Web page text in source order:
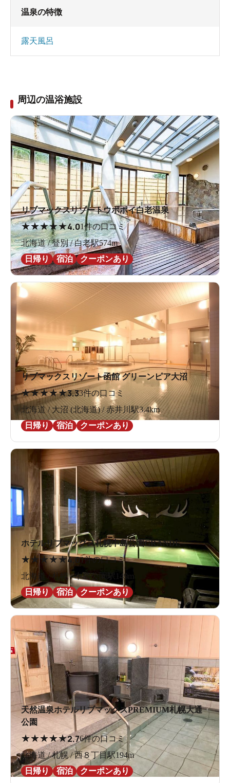
温泉の特徴
露天風呂
周辺の温浴施設
リブマックスリゾートウポポイ白老温泉
★★★★★4.01件の口コミ
北海道 / 登別 / 白老駅574m
日帰り
宿泊 クーポンあり
リブマックスリゾート函館 グリーンピア大沼
★★★★★3.33件の口コミ
北海道 / 大沼 (北海道) / 赤井川駅3.4km
日帰り
宿泊 クーポンあり
ホテルリブマックス札幌中島公園GRANDE
★★ ★★★4.01件の口コミ
北海道 / 札幌 / 中島公園駅149m
日帰り
宿泊 クーポンあり
天然温泉ホテルリブマックスPREMIUM札幌大通
公園
★★★★★2.76件の口コミ
北海道 / 札幌 / 西８丁目駅194m
日帰り
宿泊 クーポンあり